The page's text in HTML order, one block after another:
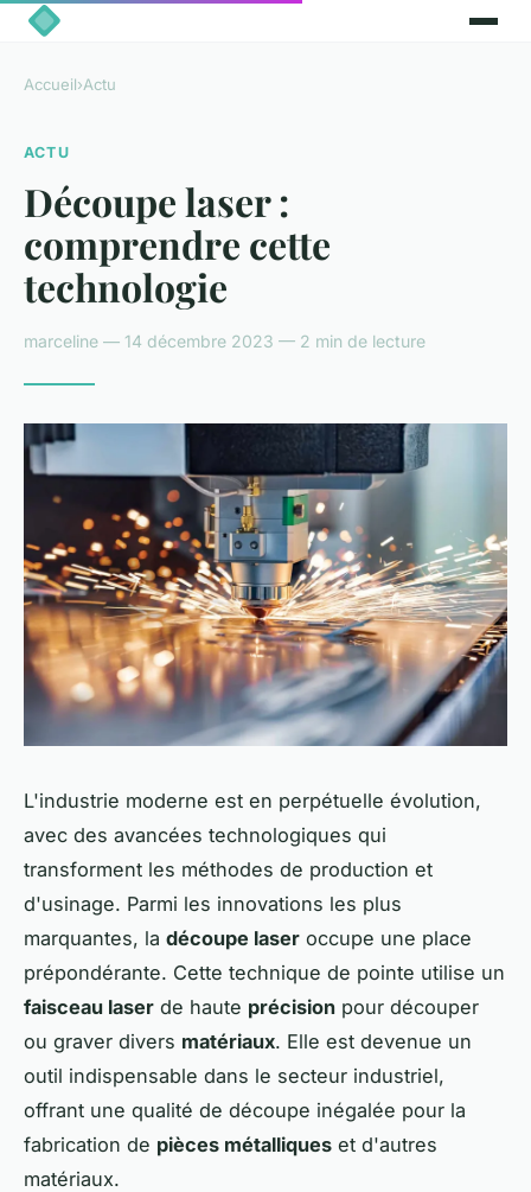
Accueil›Actu
ACTU
Découpe laser :
comprendre cette
technologie
marceline — 14 décembre 2023 — 2 min de lecture
L'industrie moderne est en perpétuelle évolution,
avec des avancées technologiques qui
transforment les méthodes de production et
d'usinage. Parmi les innovations les plus
marquantes, la découpe laser occupe une place
prépondérante. Cette technique de pointe utilise un
faisceau laser de haute précision pour découper
ou graver divers matériaux. Elle est devenue un
outil indispensable dans le secteur industriel,
offrant une qualité de découpe inégalée pour la
fabrication de pièces métalliques et d'autres
matériaux.